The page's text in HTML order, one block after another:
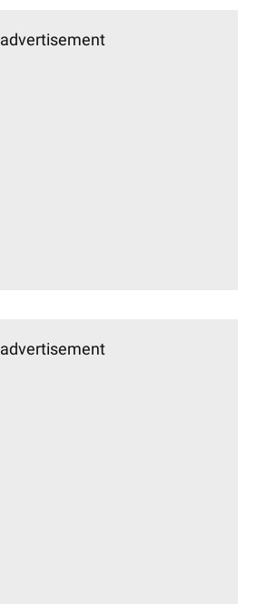
advertisement
advertisement